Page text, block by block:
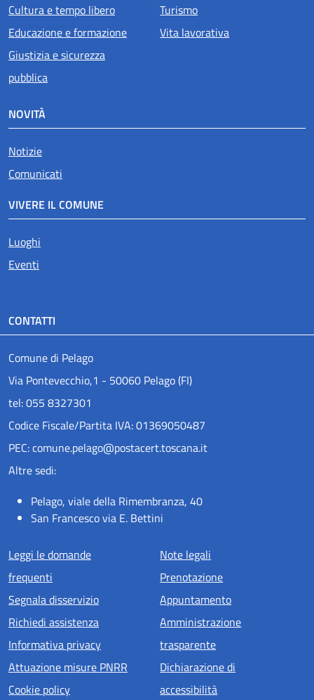
Cultura e tempo libero
Educazione e formazione
Giustizia e sicurezza
pubblica
Turismo
Vita lavorativa
NOVITÀ
Notizie
Comunicati
VIVERE IL COMUNE
Luoghi
Eventi
CONTATTI
Comune di Pelago
Via Pontevecchio,1 - 50060 Pelago (FI)
tel: 055 8327301
Codice Fiscale/Partita IVA: 01369050487
PEC: comune.pelago@postacert.toscana.it
Altre sedi:
Pelago, viale della Rimembranza, 40
San Francesco via E. Bettini
Menu piè di pagina
Leggi le domande
frequenti
Segnala disservizio
Richiedi assistenza
Informativa privacy
Attuazione misure PNRR
Cookie policy
Note legali
Prenotazione
Appuntamento
Amministrazione
trasparente
Dichiarazione di
accessibilità